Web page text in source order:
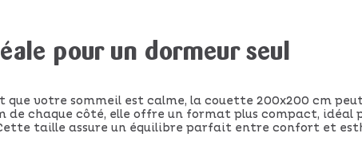
pour un dormeur seul
que votre sommeil est calme, la couette 200x200 cm
de chaque côté, elle offre un format plus compact, idéal
taille assure un équilibre parfait entre confort et